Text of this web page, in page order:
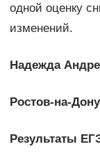
одной оценку
изменений.
Надежда
Ростов-на-Дону
Результаты